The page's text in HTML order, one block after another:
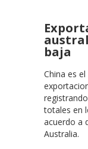
baja
China es
totales en
acuerdo a
Australia.